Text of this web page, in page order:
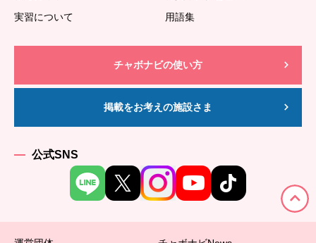
実習について
用語集
チャボナビの使い方
掲載をお考えの施設さま
公式SNS